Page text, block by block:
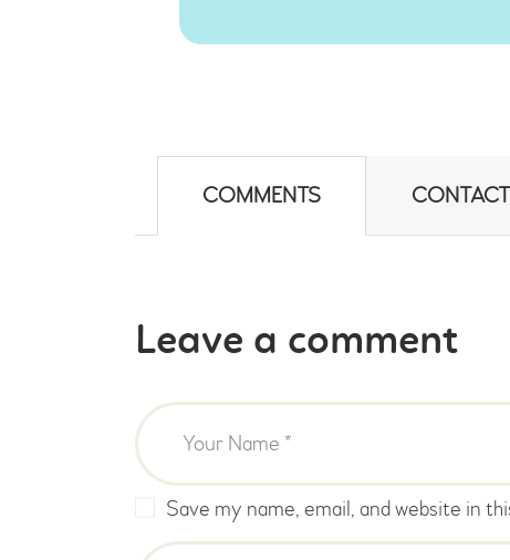
COMMENTS
Leave a comment
Save my name, email, and website in